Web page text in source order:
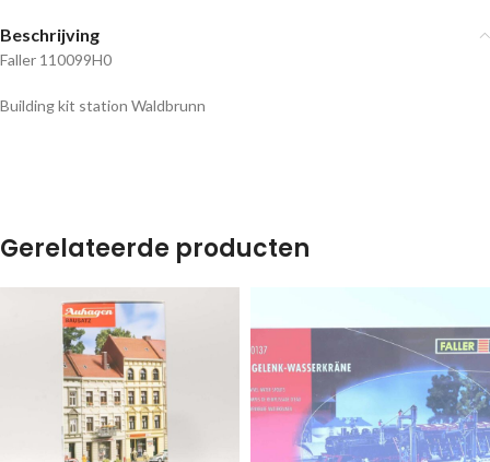
Beschrijving
Faller 110099H0
Building kit station Waldbrunn
Gerelateerde producten